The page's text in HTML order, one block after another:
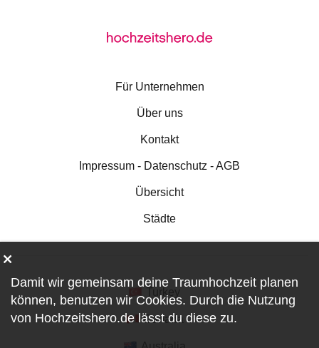
Für Unternehmen
Über uns
Kontakt
Impressum - Datenschutz - AGB
Übersicht
Städte
Canada
Damit wir gemeinsam deine Traumhochzeit planen
können, benutzen wir Cookies. Durch die Nutzung
von Hochzeitshero.de lässt du diese zu.